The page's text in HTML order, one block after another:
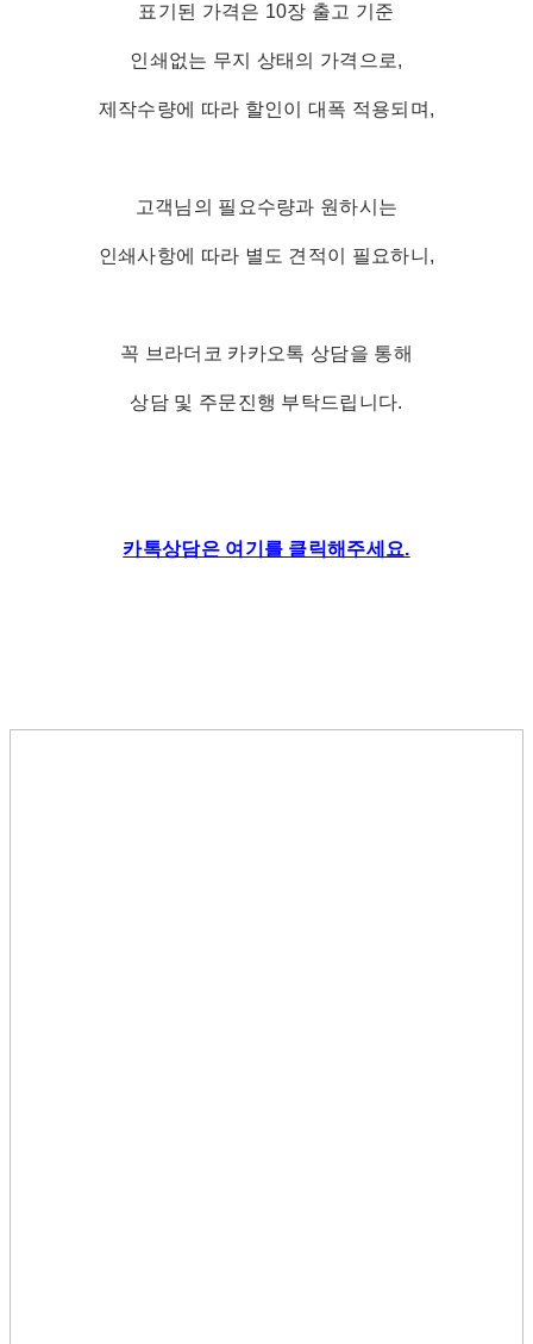
표기된 가격은 10장 출고 기준
인쇄없는 무지 상태의 가격으로,
제작수량에 따라 할인이 대폭 적용되며,
고객님의 필요수량과 원하시는
인쇄사항에 따라 별도 견적이 필요하니,
꼭 브라더코 카카오톡 상담을 통해
상담 및 주문진행 부탁드립니다.
카톡상담은 여기를 클릭해주세요.